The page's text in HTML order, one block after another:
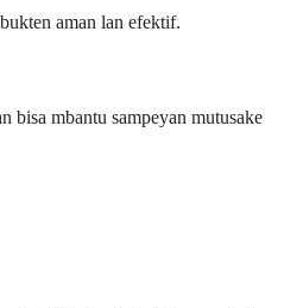
aman lan efektif.
bisa mbantu sampeyan mutusake